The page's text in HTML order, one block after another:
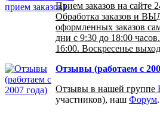
Прием заказов на сайте
Обработка заказов и
оформленных заказов
дни с 9:30 до 18:00
16:00. Воскресенье
Отзывы (работаем с
Отзывы в нашей группе
участников), наш Форум.